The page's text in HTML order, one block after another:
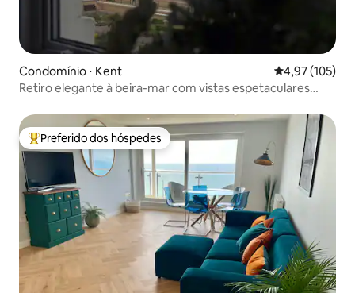
Condomínio ⋅ Kent 4,97 de uma
4,97 (105)
Retiro elegante à beira-mar com vistas espetaculares
Entre os melhores preferidos dos hóspedes
Preferido dos hóspedes